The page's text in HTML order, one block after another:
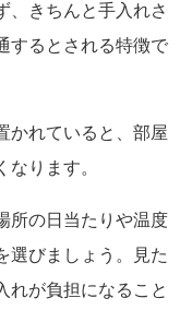
、きちんと手入れさ
するとされる特徴で
かれていると、部屋
ります。
所の日当たりや温度
選びましょう。見た
れが負担になること